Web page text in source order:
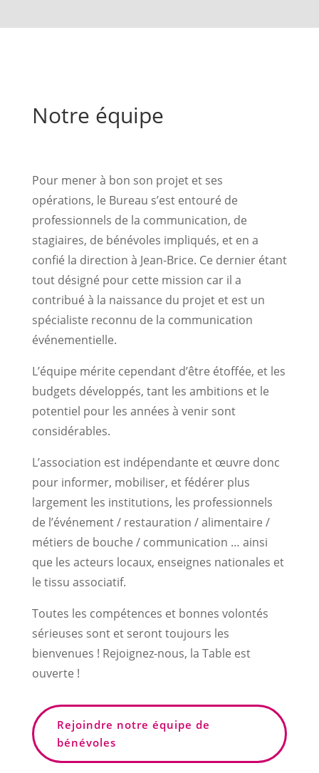
Notre équipe
Pour mener à bon son projet et ses
opérations, le Bureau s’est entouré de
professionnels de la communication, de
stagiaires, de bénévoles impliqués, et en a
confié la direction à Jean-Brice. Ce dernier étant
tout désigné pour cette mission car il a
contribué à la naissance du projet et est un
spécialiste reconnu de la communication
événementielle.
L’équipe mérite cependant d’être étoffée, et les
budgets développés, tant les ambitions et le
potentiel pour les années à venir sont
considérables.
L’association est indépendante et œuvre donc
pour informer, mobiliser, et fédérer plus
largement les institutions, les professionnels
de l’événement / restauration / alimentaire /
métiers de bouche / communication … ainsi
que les acteurs locaux, enseignes nationales et
le tissu associatif.
Toutes les compétences et bonnes volontés
sérieuses sont et seront toujours les
bienvenues ! Rejoignez-nous, la Table est
ouverte !
Rejoindre notre équipe de
bénévoles